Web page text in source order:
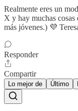
Realmente eres un
X y hay muchas cosas
más jóvenes.) 💜
Responder
Compartir
Lo mejor de Último